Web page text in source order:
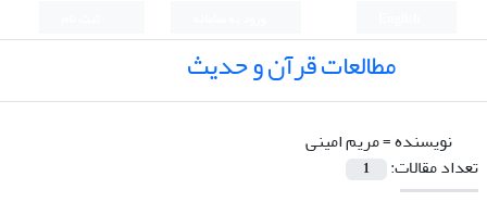
مطالعات قرآن و حدیث
نویسنده =مریم امینی
تعداد مقالات:
1